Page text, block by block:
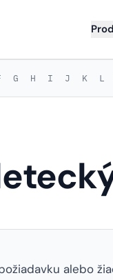
G H I J K L
alebo